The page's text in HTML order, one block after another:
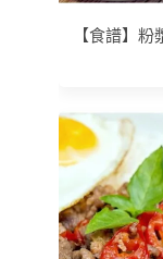
【食譜】